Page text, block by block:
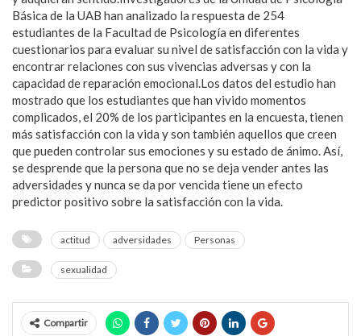
Básica de la UAB han analizado la respuesta de 254
estudiantes de la Facultad de Psicología en diferentes
cuestionarios para evaluar su nivel de satisfacción con la vida y
encontrar relaciones con sus vivencias adversas y con la
capacidad de reparación emocional.Los datos del estudio han
mostrado que los estudiantes que han vivido momentos
complicados, el 20% de los participantes en la encuesta, tienen
más satisfacción con la vida y son también aquellos que creen
que pueden controlar sus emociones y su estado de ánimo. Así,
se desprende que la persona que no se deja vender antes las
adversidades y nunca se da por vencida tiene un efecto
predictor positivo sobre la satisfacción con la vida.
actitud adversidades Personas
sexualidad
Compartir